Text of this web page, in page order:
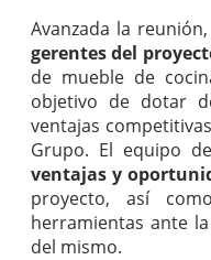
Avanzada la
gerentes del
de mueble de
objetivo de dotar
ventajas
Grupo. El equipo
ventajas y
proyecto, así
herramientas ante
del mismo.